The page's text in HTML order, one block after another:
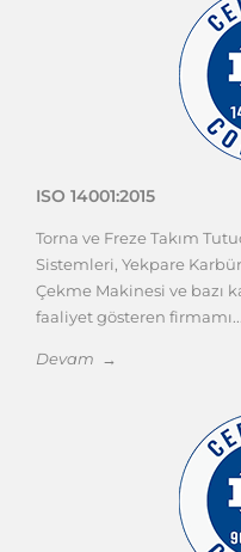
ISO 14001:2015
Torna ve Freze Takım
Sistemleri, Yekpare
Çekme Makinesi ve bazı
faaliyet gösteren firmamı...
Devam →